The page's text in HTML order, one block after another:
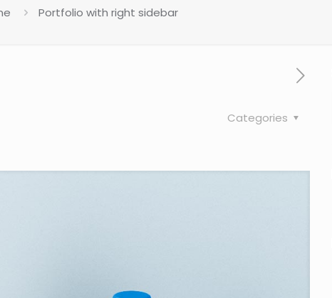
Portfolio with right sidebar
Categories